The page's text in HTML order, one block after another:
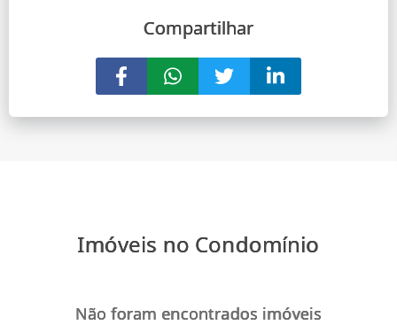
Compartilhar
Imóveis no Condomínio
Não foram encontrados imóveis